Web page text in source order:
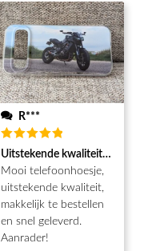
R***
Waardering
5 uit 5
Uitstekende kwaliteit, snel
Mooi telefoonhoesje,
uitstekende kwaliteit,
makkelijk te bestellen
en snel geleverd.
Aanrader!